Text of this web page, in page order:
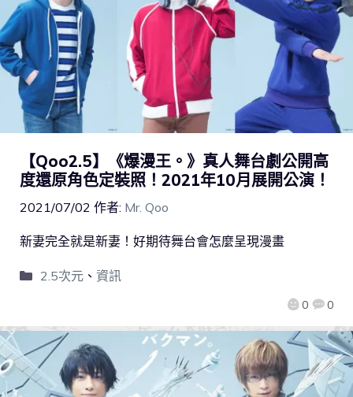
【Qoo2.5】《爆漫王。》真人舞台劇公開高
度還原角色定裝照！2021年10月展開公演！
2021/07/02 作者: Mr. Qoo
0 0
新妻完全就是新妻！好期待舞台會怎麼呈現漫畫
2.5次元、 資訊